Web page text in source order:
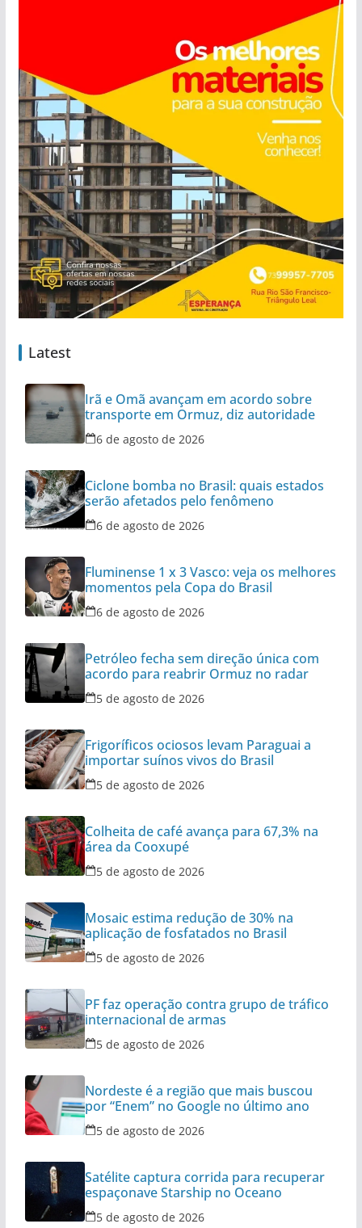
Latest
Irã e Omã avançam em acordo sobre
transporte em Ormuz, diz autoridade
6 de agosto de 2026
Ciclone bomba no Brasil: quais estados
serão afetados pelo fenômeno
6 de agosto de 2026
Fluminense 1 x 3 Vasco: veja os melhores
momentos pela Copa do Brasil
6 de agosto de 2026
Petróleo fecha sem direção única com
acordo para reabrir Ormuz no radar
5 de agosto de 2026
Frigoríficos ociosos levam Paraguai a
importar suínos vivos do Brasil
5 de agosto de 2026
Colheita de café avança para 67,3% na
área da Cooxupé
5 de agosto de 2026
Mosaic estima redução de 30% na
aplicação de fosfatados no Brasil
5 de agosto de 2026
PF faz operação contra grupo de tráfico
internacional de armas
5 de agosto de 2026
Nordeste é a região que mais buscou
por “Enem” no Google no último ano
5 de agosto de 2026
Satélite captura corrida para recuperar
espaçonave Starship no Oceano
5 de agosto de 2026